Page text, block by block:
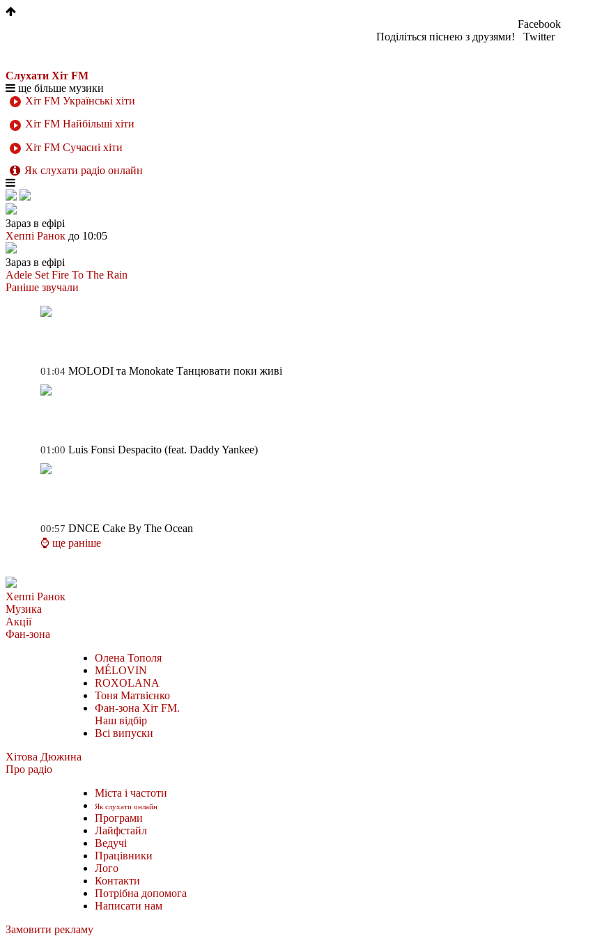
Поділіться піснею з друзями!
Facebook
Twitter
Слухати Хіт FM
ще більше музики
Хіт FM Українські хіти
Хіт FM Найбільші хіти
Хіт FM Сучасні хіти
Як слухати радіо онлайн
Зараз в ефірі
Хеппі Ранок до 10:05
Зараз в ефірі
Adele Set Fire To The Rain
Раніше звучали
01:04 MOLODI та Monokate Танцювати поки живі
01:00 Luis Fonsi Despacito (feat. Daddy Yankee)
00:57 DNCE Cake By The Ocean
⌚ ще раніше
Хеппі Ранок
Музика
Акції
Фан-зона
Олена Тополя
MÉLOVIN
ROXOLANA
Тоня Матвієнко
Фан-зона Хіт FM.
Наш відбір
Всі випуски
Хітова Дюжина
Про радіо
Міста і частоти
Як слухати онлайн
Програми
Лайфстайл
Ведучі
Працівники
Лого
Контакти
Потрібна допомога
Написати нам
Замовити рекламу